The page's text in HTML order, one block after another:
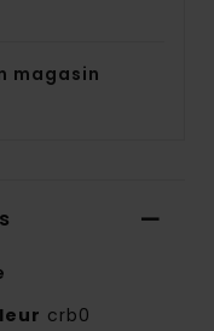
magasin
crb0